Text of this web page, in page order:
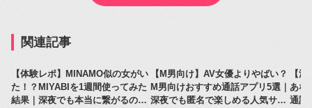
関連記事
【体験レポ】MINAMO似の女がい
た！？MIYABIを1週間使ってみた
結果｜深夜でも本当に繋がるのか
【M男向け】AV女優よりやばい？
M男向けおすすめ通話アプリ5選｜
深夜でも匿名で楽しめる人気サー
【
あな
通話